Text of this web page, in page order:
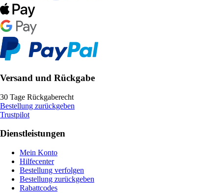
Versand und Rückgabe
30 Tage Rückgaberecht
Bestellung zurückgeben
Trustpilot
Dienstleistungen
Mein Konto
Hilfecenter
Bestellung verfolgen
Bestellung zurückgeben
Rabattcodes